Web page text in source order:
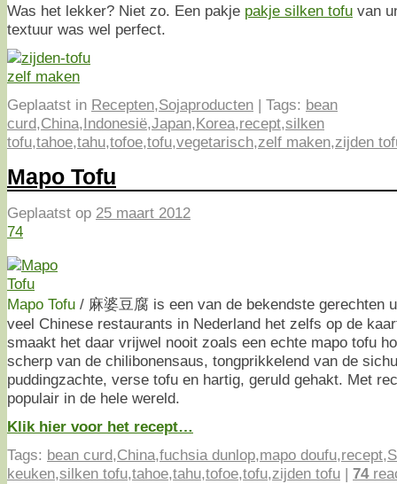
Was het lekker? Niet zo. Een pakje pakje silken tofu van
textuur was wel perfect.
Geplaatst in Recepten,Sojaproducten | Tags: bean
curd,China,Indonesië,Japan,Korea,recept,silken
tofu,tahoe,tahu,tofoe,tofu,vegetarisch,zelf maken,zijden
Mapo Tofu
Geplaatst op 25 maart 2012
74
Mapo Tofu / 麻婆豆腐 is een van de bekendste gerechten
veel Chinese restaurants in Nederland het zelfs op de
smaakt het daar vrijwel nooit zoals een echte mapo tofu
scherp van de chilibonensaus, tongprikkelend van de
puddingzachte, verse tofu en hartig, geruld gehakt. Met
populair in de hele wereld.
Klik hier voor het recept…
Tags: bean curd,China,fuchsia dunlop,mapo doufu,recept,
keuken,silken tofu,tahoe,tahu,tofoe,tofu,zijden tofu | 74